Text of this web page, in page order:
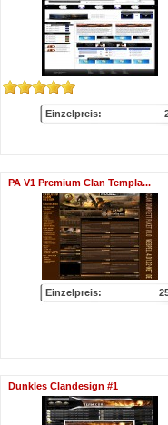
Einzelpreis:
PA V1 Premium Clan Templa...
Einzelpreis:
Dunkles Clandesign #1